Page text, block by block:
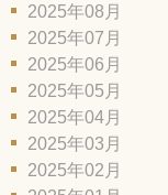
2025年08月
2025年07月
2025年06月
2025年05月
2025年04月
2025年03月
2025年02月